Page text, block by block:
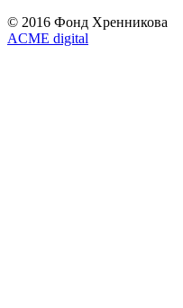
© 2016 Фонд Хренникова
ACME digital